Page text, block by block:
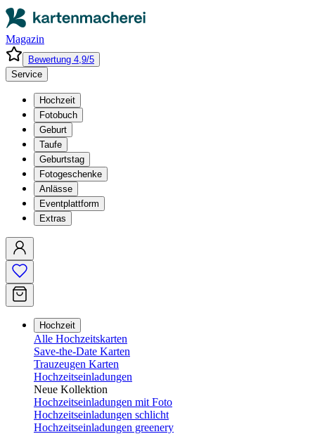
Magazin
Bewertung 4,9/5
Service
Hochzeit
Fotobuch
Geburt
Taufe
Geburtstag
Fotogeschenke
Anlässe
Eventplattform
Extras
Hochzeit
Alle Hochzeitskarten
Save-the-Date Karten
Trauzeugen Karten
Hochzeitseinladungen
Neue Kollektion
Hochzeitseinladungen mit Foto
Hochzeitseinladungen schlicht
Hochzeitseinladungen greenery